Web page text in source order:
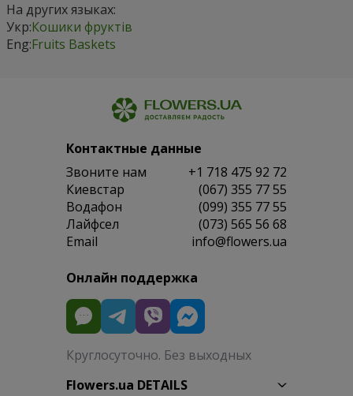
На других языках:
Укр:Кошики фруктів
Eng:Fruits Baskets
Контактные данные
Звоните нам
+1 718 475 92 72
Киевстар
(067) 355 77 55
Водафон
(099) 355 77 55
Лайфсел
(073) 565 56 68
Email
info@flowers.ua
Онлайн поддержка
Круглосуточно. Без выходных
Flowers.ua DETAILS